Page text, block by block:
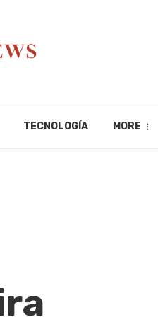
TECNOLOGÍA MORE